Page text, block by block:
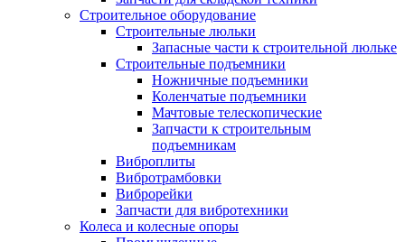
Строительное оборудование
Строительные люльки
Запасные части к строительной люльке
Строительные подъемники
Ножничные подъемники
Коленчатые подъемники
Мачтовые телескопические
Запчасти к строительным
подъемникам
Виброплиты
Вибротрамбовки
Виброрейки
Запчасти для вибротехники
Колеса и колесные опоры